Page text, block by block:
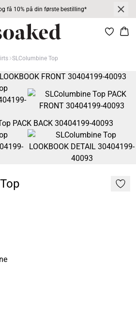
få 10% på din første bestilling*
SLColumbine Top